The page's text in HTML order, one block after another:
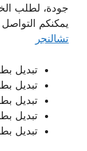
جودة، لطلب
يمكنكم
تشالنجر
تبديل
تبديل
تبديل
تبديل
تبديل